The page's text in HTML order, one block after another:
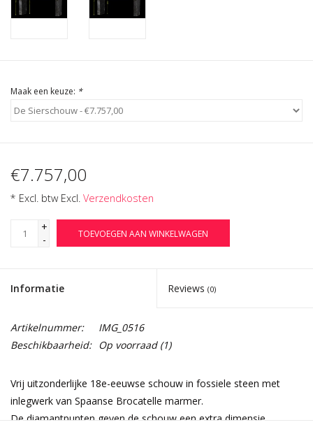
Maak een keuze: *
€7.757,00
* Excl. btw Excl. Verzendkosten
+
-
TOEVOEGEN AAN WINKELWAGEN
Informatie Reviews (0)
Artikelnummer:
IMG_0516
Beschikbaarheid: Op voorraad(1)
Vrij uitzonderlijke 18e-eeuwse schouw in fossiele steen met
inlegwerk van Spaanse Brocatelle marmer.
De diamantpunten geven de schouw een extra dimensie.